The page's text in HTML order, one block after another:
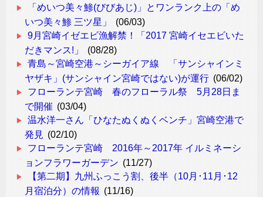
「めいつ美々鯵(びびあじ)」とワンランク上の「め
いつ美々鯵 三ツ星」
(06/03)
9月宮崎イゼエビ漁解禁！「2017 宮崎イセエビいた
だきマンス!」
(08/28)
青島～宮崎空港～シーガイア線 「サンシャインミ
ヤザキ」(サンシャイン宮崎ではない)が運行 (06/02)
フローランテ宮崎 春のフローラル祭 5月28日ま
で開催 (03/04)
温水洋一さん「ひなたぬくぬくベンチ」宮崎空港で
発見 (02/10)
フローランテ宮崎 2016年～2017年 イルミネーシ
ョンフラワーガーデン (11/27)
【第二期】九州ふっこう割、後半（10月･11月･12
月宿泊分）の情報 (11/16)